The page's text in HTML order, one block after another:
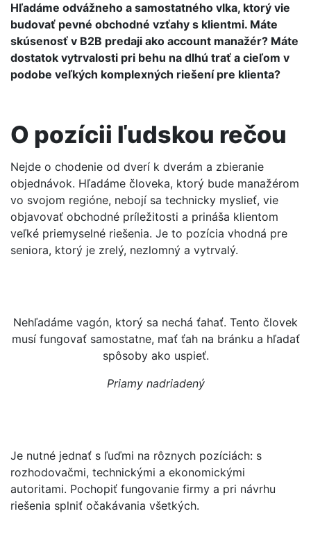
Hľadáme odvážneho a samostatného vlka, ktorý vie
budovať pevné obchodné vzťahy s klientmi. Máte
skúsenosť v B2B predaji ako account manažér? Máte
dostatok vytrvalosti pri behu na dlhú trať a cieľom v
podobe veľkých komplexných riešení pre klienta?
O pozícii ľudskou rečou
Nejde o chodenie od dverí k dverám a zbieranie
objednávok. Hľadáme človeka, ktorý bude manažérom
vo svojom regióne, nebojí sa technicky myslieť, vie
objavovať obchodné príležitosti a prináša klientom
veľké priemyselné riešenia. Je to pozícia vhodná pre
seniora, ktorý je zrelý, nezlomný a vytrvalý.
Nehľadáme vagón, ktorý sa nechá ťahať. Tento človek
musí fungovať samostatne, mať ťah na bránku a hľadať
spôsoby ako uspieť.
Priamy nadriadený
Je nutné jednať s ľuďmi na rôznych pozíciách: s
rozhodovačmi, technickými a ekonomickými
autoritami. Pochopiť fungovanie firmy a pri návrhu
riešenia splniť očakávania všetkých.